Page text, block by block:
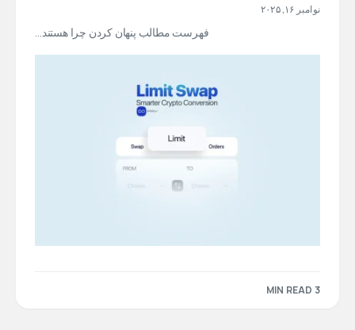
نوامبر ۱۶, ۲۰۲۵
فهرست مطالب پنهان کردن چرا هستند…
3 MIN READ